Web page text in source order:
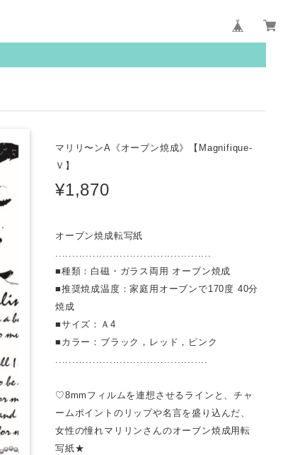
マリリ〜ンA《オーブン焼成》【Magnifique-
Ｖ】
¥1,870
オーブン焼成転写紙
..............................................
■種類：白磁・ガラス両用 オーブン焼成
■推奨焼成温度：家庭用オーブンで170度 40分
焼成
■サイズ：Ａ4
■カラー：ブラック，レッド，ピンク
.............................................
♡8mmフィルムを連想させるラインと、チャ
ームポイントのリップや名言を盛り込んだ、
女性の憧れマリリンさんのオーブン焼成用転
写紙★